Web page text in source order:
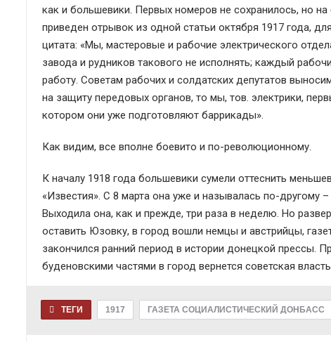
как и большевики. Первых номеров не сохранилось, но
приведен отрывок из одной статьи октября 1917 года,
цитата: «Мы, мастеровые и рабочие электрического
завода и рудников такового не исполнять; каждый
работу. Советам рабочих и солдатских депутатов
на защиту передовых органов, то мы, тов. электрики,
котором они уже подготовляют баррикады».
Как видим, все вполне боевито и по-революционному.
К началу 1918 года большевики сумели оттеснить
«Известия». С 8 марта она уже и называлась по-другому
Выходила она, как и прежде, три раза в неделю. Но
оставить Юзовку, в город вошли немцы и австрийцы,
закончился ранний период в истории донецкой прессы.
буденовскими частями в город вернется советская
ТЕГИ 1917 ГАЗЕТА СОЦИАЛИСТИЧЕСКИЙ ДОНБАСС